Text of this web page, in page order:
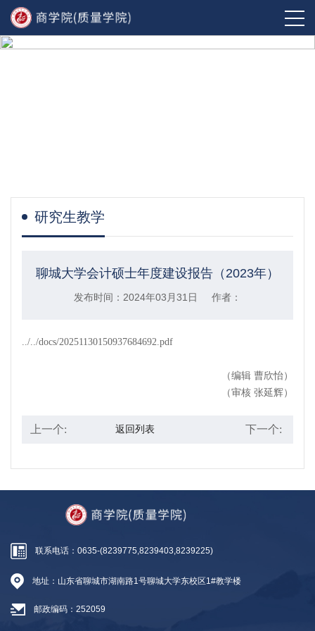
研究生教学
聊城大学会计硕士年度建设报告（2023年）
发布时间：2024年03月31日 作者：
../../docs/20251130150937684692.pdf
（编辑 曹欣怡）
（审核 张延辉）
上一个: 返回列表 下一个:
联系电话：0635-(8239775,8239403,8239225)
地址：山东省聊城市湖南路1号聊城大学东校区1#教学楼
邮政编码：252059